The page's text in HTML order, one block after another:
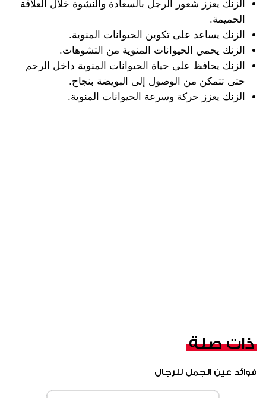
الزنك يعزز شعور الرجل بالسعادة والنشوة خلال العلاقة
الحميمة.
الزنك يساعد على تكوين الحيوانات المنوية.
الزنك يحمي الحيوانات المنوية من التشوهات.
الزنك يحافظ على حياة الحيوانات المنوية داخل الرحم
حتى تتمكن من الوصول إلى البويضة بنجاح.
الزنك يعزز حركة وسرعة الحيوانات المنوية.
ذات صلة
فوائد عين الجمل للرجال